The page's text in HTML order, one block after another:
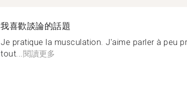
我喜歡談論的話題
Je pratique la musculation. J'aime parler à peu
tout...閱讀更多